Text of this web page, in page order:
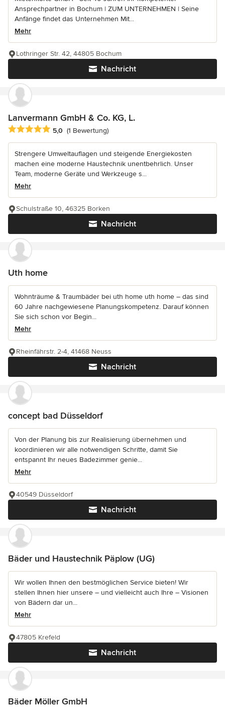
Ansprechpartner in Bochum | ZUM UNTERNEHMEN | Seine
Anfänge findet das Unternehmen Mit...
Mehr
Nachricht
Lothringer Str. 42, 44805 Bochum
Lanvermann GmbH & Co. KG, L.
Durchschnittliche Bewertung: 5 von 5 Sternen
5,0 (1 Bewertung)
Strengere Umweltauflagen und steigende Energiekosten
machen eine moderne Haustechnik unentbehrlich. Unser
Team, moderne Geräte und Werkzeuge s...
Mehr
Nachricht
Schulstraße 10, 46325 Borken
Uth home
Wohnträume & Traumbäder bei uth home uth home – das sind
60 Jahre nachgewiesene Planungskompetenz. Darauf können
Sie sich schon vor Begin...
Mehr
Nachricht
Rheinfährstr. 2-4, 41468 Neuss
concept bad Düsseldorf
Von der Planung bis zur Realisierung übernehmen und
koordinieren wir alle notwendigen Schritte, damit Sie
entspannt Ihr neues Badezimmer genie...
Mehr
Nachricht
40549 Düsseldorf
Bäder und Haustechnik Päplow (UG)
Wir wollen Ihnen den bestmöglichen Service bieten! Wir
stellen Ihnen hier unsere – und vielleicht auch Ihre – Visionen
von Bädern dar un...
Mehr
Nachricht
47805 Krefeld
Bäder Möller GmbH